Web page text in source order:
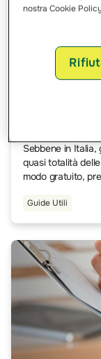
Sebbene in Italia,
quasi totalità
modo gratuito,
non è così
Guide Utili
nostra Cookie